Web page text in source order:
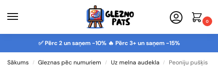
0
✅ Pērc 2 un saņem -10% 🔥 Pērc 3+ un saņem -15%
Sākums / Gleznas pēc numuriem / Uz melna audekla / Peoniju pušķis